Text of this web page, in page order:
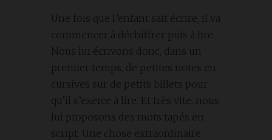
Une fois que l’enfant sait écrire, il va
commencer à déchiffrer puis à lire.
Nous lui écrivons donc, dans un
premier temps, de petites notes en
cursives sur de petits billets pour
qu’il s’exerce à lire. Et très vite, nous
lui proposons des mots tapés en
script. Une chose extraordinaire